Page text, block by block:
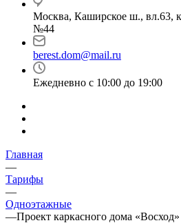
Москва, Каширское ш., вл.63,
№44
berest.dom@mail.ru
Ежедневно с 10:00 до 19:00
Главная
—
Тарифы
—
Одноэтажные
—Проект каркасного дома